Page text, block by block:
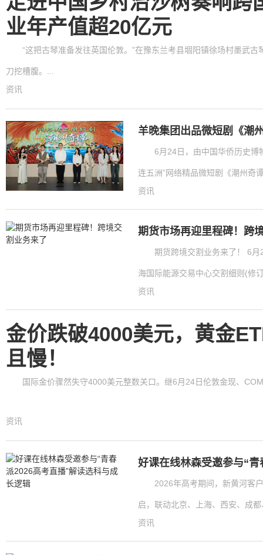
业年产值超20亿元
“这把古琴准备发往英国伦敦。”在豫东兰考县堌阳镇徐场村墨武
刀挖槽腹。...
资讯
羊晚集团出品微短剧《潮
6月24日，由中国华侨历史博
连五洲”网络精品微短剧《潮州奇
资讯
期货市场再迎里程碑！跨
期货跨境交割业务来了！ 6
海国际能源交易中心交割细则(修
资讯
金价跌破4000美元，黄金
且慢！
国际金价骤然失守4000美元整数关口。继6月24日伦敦金现、
资讯
好课在线林森受邀参与“
2026年高考期间，新黄河客
启，联动北京、上海、西安、成
资讯